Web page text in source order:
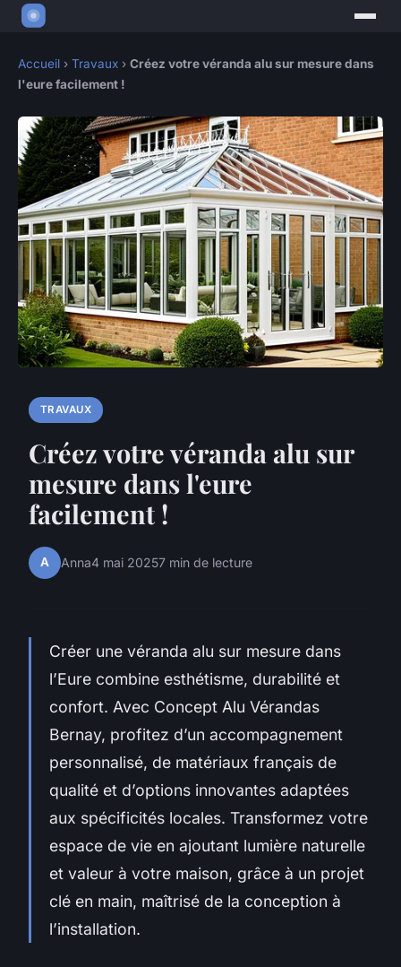
Accueil › Travaux › Créez votre véranda alu sur mesure dans
l'eure facilement !
TRAVAUX
Créez votre véranda alu sur
mesure dans l'eure
facilement !
A Anna4 mai 20257 min de lecture
Créer une véranda alu sur mesure dans
l’Eure combine esthétisme, durabilité et
confort. Avec Concept Alu Vérandas
Bernay, profitez d’un accompagnement
personnalisé, de matériaux français de
qualité et d’options innovantes adaptées
aux spécificités locales. Transformez votre
espace de vie en ajoutant lumière naturelle
et valeur à votre maison, grâce à un projet
clé en main, maîtrisé de la conception à
l’installation.